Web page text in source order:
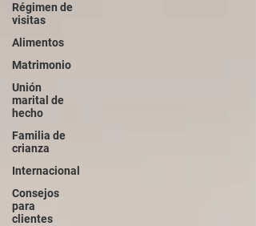
Régimen de
visitas
Alimentos
Matrimonio
Unión
marital de
hecho
Familia de
crianza
Internacional
Consejos
para
clientes